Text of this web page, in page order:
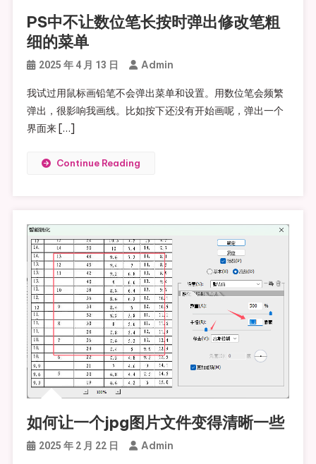
PS中不让数位笔长按时弹出修改笔粗
细的菜单
2025 年 4 月 13 日 Admin
我试过用鼠标画铅笔不会弹出菜单和设置。用数位笔会频繁
弹出，很影响我画线。比如按下还没有开始画呢，弹出一个
界面来 […]
Continue Reading
如何让一个jpg图片文件变得清晰一些
2025 年 2 月 22 日 Admin